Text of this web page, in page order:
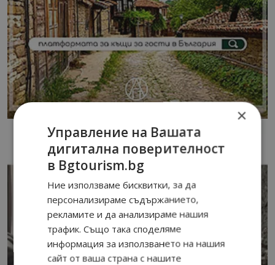
×
Управление на Вашата
дигитална поверителност
в Bgtourism.bg
Ние използваме бисквитки, за да
персонализираме съдържанието,
рекламите и да анализираме нашия
трафик. Също така споделяме
информация за използването на нашия
сайт от ваша страна с нашите